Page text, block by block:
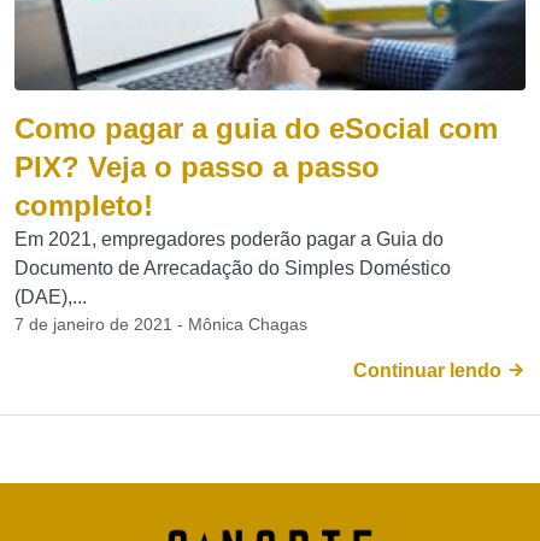
Como pagar a guia do eSocial com
PIX? Veja o passo a passo
completo!
Em 2021, empregadores poderão pagar a Guia do
Documento de Arrecadação do Simples Doméstico
(DAE),...
7 de janeiro de 2021 - Mônica Chagas
Continuar lendo